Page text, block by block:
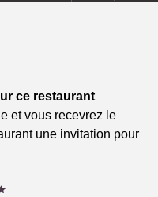
ce restaurant
et vous recevrez le
une invitation pour